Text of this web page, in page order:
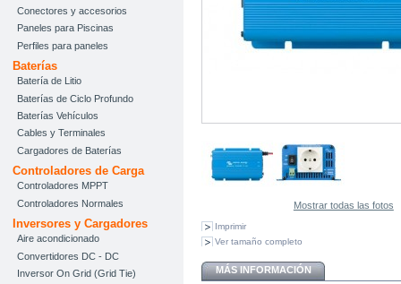
Conectores y accesorios
Paneles para Piscinas
Perfiles para paneles
Baterías
Batería de Litio
Baterías de Ciclo Profundo
Baterías Vehículos
Cables y Terminales
Cargadores de Baterías
Controladores de Carga
Controladores MPPT
Controladores Normales
Inversores y Cargadores
Aire acondicionado
Convertidores DC - DC
Inversor On Grid (Grid Tie)
Mostrar todas las fotos
Imprimir
Ver tamaño completo
MÁS INFORMACIÓN